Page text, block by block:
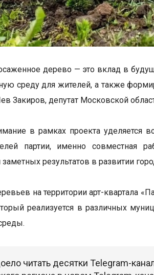
дерево — это вклад в
среду для жителей, а также
Закиров, депутат Московской
в рамках проекта уделяется
партии, именно совместная
результатов в развитии
на территории арт-квартала
реализуется в различных
читать десятки Telegram-